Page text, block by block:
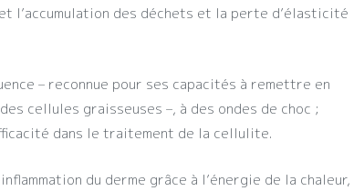
l’accumulation des déchets et la perte d’élasticité
– reconnue pour ses capacités à remettre en
cellules graisseuses –, à des ondes de choc ;
dans le traitement de la cellulite.
du derme grâce à l’énergie de la chaleur,